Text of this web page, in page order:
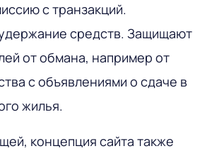
с транзакций.
средств. Защищают
от обмана, например от
с объявлениями о сдаче в
жилья.
концепция сайта также